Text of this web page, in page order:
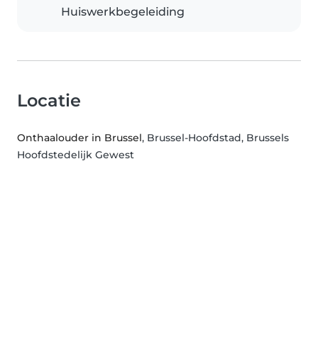
Huiswerkbegeleiding
Locatie
Onthaalouder in Brussel, Brussel-Hoofdstad, Brussels
Hoofdstedelijk Gewest